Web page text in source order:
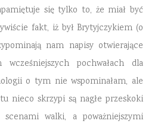
się tylko to, że miał być
fakt, iż był Brytyjczykiem (o
nam napisy otwierające
pochwałach dla
o tym nie wspominałam, ale
nieco skrzypi są nagłe przeskoki
scenami walki, a poważniejszymi